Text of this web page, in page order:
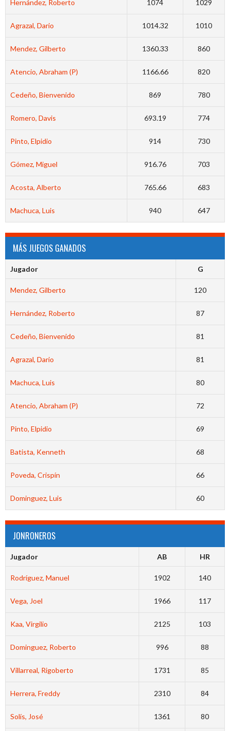
Hernández, Roberto 1074 1029
Agrazal, Dario 1014.32 1010
Mendez, Gilberto 1360.33 860
Atencio, Abraham (P) 1166.66 820
Cedeño, Bienvenido 869 780
Romero, Davis 693.19 774
Pinto, Elpidio 914 730
Gómez, Miguel 916.76 703
Acosta, Alberto 765.66 683
Machuca, Luis 940 647
MÁS JUEGOS GANADOS
Jugador G
Mendez, Gilberto 120
Hernández, Roberto 87
Cedeño, Bienvenido 81
Agrazal, Dario 81
Machuca, Luis 80
Atencio, Abraham (P) 72
Pinto, Elpidio 69
Batista, Kenneth 68
Poveda, Crispín 66
Dominguez, Luis 60
JONRONEROS
Jugador AB HR
Rodríguez, Manuel 1902 140
Vega, Joel 1966 117
Kaa, Virgilio 2125 103
Dominguez, Roberto 996 88
Villarreal, Rigoberto 1731 85
Herrera, Freddy 2310 84
Solís, José 1361 80